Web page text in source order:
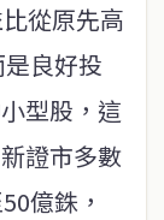
從原先高
良好投
型股，這
證市多數
億銖，